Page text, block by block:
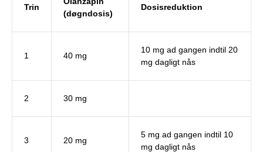
Trin
(døgndosis)
Dosisreduktion
1 40 mg
10 mg ad gangen indtil 20
mg dagligt nås
2 30 mg
3 20 mg
5 mg ad gangen indtil 10
mg dagligt nås